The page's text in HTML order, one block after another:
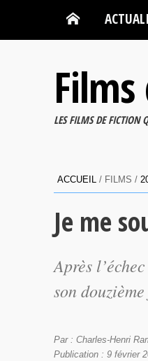
LES FILMS DE FICTION
ACCUEIL / FILMS /
Je me
Après
son
Par : Charles-Henri
Publication : 9 février